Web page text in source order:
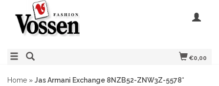
€0,00
Home » Jas Armani Exchange 8NZB52-ZNW3Z-5578*